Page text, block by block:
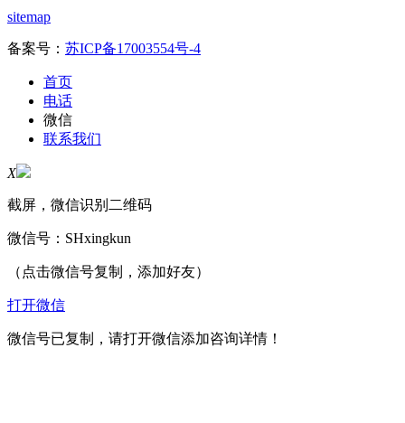
sitemap
备案号： 苏ICP备17003554号-4
首页
电话
微信
联系我们
X
截屏，微信识别二维码
微信号： SHxingkun
（点击微信号复制，添加好友）
打开微信
微信号已复制，请打开微信添加咨询详情！